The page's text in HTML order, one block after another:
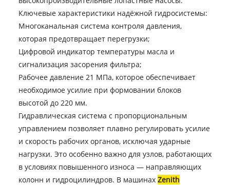
Ключевые характеристики надёжной гидросистемы:
Многоканальная система контроля давления,
которая предотвращает перегрузки;
Цифровой индикатор температуры масла и
сигнализация засорения фильтра;
Рабочее давление 21 МПа, которое обеспечивает
необходимое усилие при формовании блоков
высотой до 220 мм.
Гидравлическая система с пропорциональным
управлением позволяет плавно регулировать усилие
и скорость рабочих органов, исключая ударные
нагрузки. Это особенно важно для узлов, работающих
в условиях повышенного износа — направляющих
колонн и гидроцилиндров. В машинах Zenith